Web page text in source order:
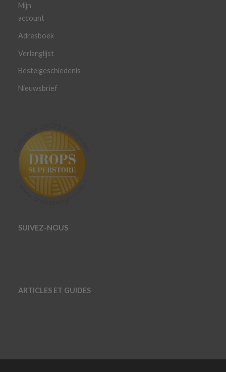
Mijn
account
Adresboek
Verlanglijst
Bestelgeschiedenis
Nieuwsbrief
SUIVEZ-NOUS
ARTICLES ET GUIDES